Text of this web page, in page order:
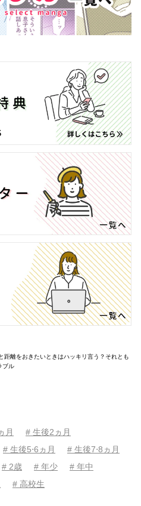
ブル
月
# 生後2ヵ月
# 生後5⋅6ヵ月
# 生後7⋅8ヵ月
# 2歳 # 年少
# 年中
# 高校生